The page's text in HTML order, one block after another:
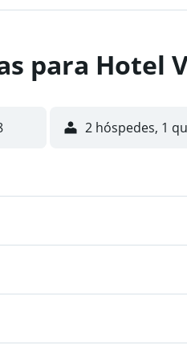
para Hotel
2 hóspedes, 1